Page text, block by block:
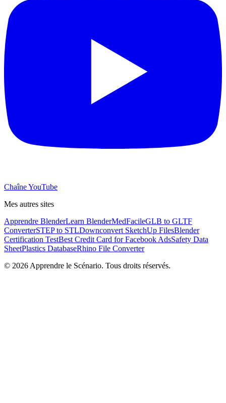
Chaîne YouTube
Mes autres sites
Apprendre BlenderLearn BlenderMedFacileGLB to GLTF
ConverterSTEP to STLDownconvert SketchUp FilesBlender
Certification TestBest Credit Card for Facebook AdsSafety Data
SheetPlastics DatabaseRhino File Converter
© 2026 Apprendre le Scénario. Tous droits réservés.